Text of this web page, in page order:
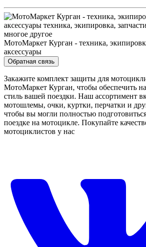
МотоМаркет Курган - техника,
аксессуары
Обратная связь
Закажите комплект защиты для
МотоМаркет Курган, чтобы обеспечить
стиль вашей поездки. Наш ассортимент
мотошлемы, очки, куртки, перчатки и
чтобы вы могли полностью
поездке на мотоцикле. Покупайте
мотоциклистов у нас